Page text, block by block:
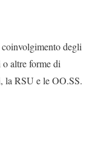
degli
altre forme di
la RSU e le OO.SS.